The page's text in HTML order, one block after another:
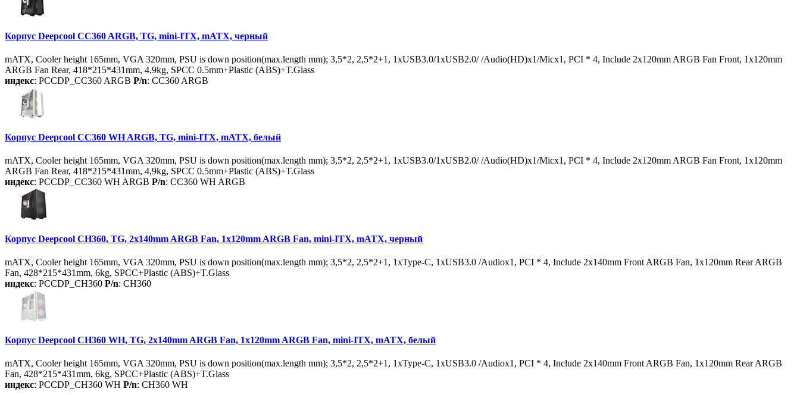
Корпус Deepcool CC360 ARGB, TG, mini-ITX, mATX, черный
mATX, Cooler height 165mm, VGA 320mm, PSU is down position(max.length mm); 3,5*2, 2,5*2+1, 1xUSB3.0/1xUSB2.0/ /Audio(HD)x1/Micx1, PCI * 4, Include 2x120mm ARGB Fan Front, 1x120mm
ARGB Fan Rear, 418*215*431mm, 4,9kg, SPCC 0.5mm+Plastic (ABS)+T.Glass
индекс: PCCDP_CC360 ARGB P/n: CC360 ARGB
Корпус Deepcool CC360 WH ARGB, TG, mini-ITX, mATX, белый
mATX, Cooler height 165mm, VGA 320mm, PSU is down position(max.length mm); 3,5*2, 2,5*2+1, 1xUSB3.0/1xUSB2.0/ /Audio(HD)x1/Micx1, PCI * 4, Include 2x120mm ARGB Fan Front, 1x120mm
ARGB Fan Rear, 418*215*431mm, 4,9kg, SPCC 0.5mm+Plastic (ABS)+T.Glass
индекс: PCCDP_CC360 WH ARGB P/n: CC360 WH ARGB
Корпус Deepcool CH360, TG, 2x140mm ARGB Fan, 1x120mm ARGB Fan, mini-ITX, mATX, черный
mATX, Cooler height 165mm, VGA 320mm, PSU is down position(max.length mm); 3,5*2, 2,5*2+1, 1xType-C, 1xUSB3.0 /Audiox1, PCI * 4, Include 2x140mm Front ARGB Fan, 1x120mm Rear ARGB
Fan, 428*215*431mm, 6kg, SPCC+Plastic (ABS)+T.Glass
индекс: PCCDP_CH360 P/n: CH360
Корпус Deepcool CH360 WH, TG, 2x140mm ARGB Fan, 1x120mm ARGB Fan, mini-ITX, mATX, белый
mATX, Cooler height 165mm, VGA 320mm, PSU is down position(max.length mm); 3,5*2, 2,5*2+1, 1xType-C, 1xUSB3.0 /Audiox1, PCI * 4, Include 2x140mm Front ARGB Fan, 1x120mm Rear ARGB
Fan, 428*215*431mm, 6kg, SPCC+Plastic (ABS)+T.Glass
индекс: PCCDP_CH360 WH P/n: CH360 WH